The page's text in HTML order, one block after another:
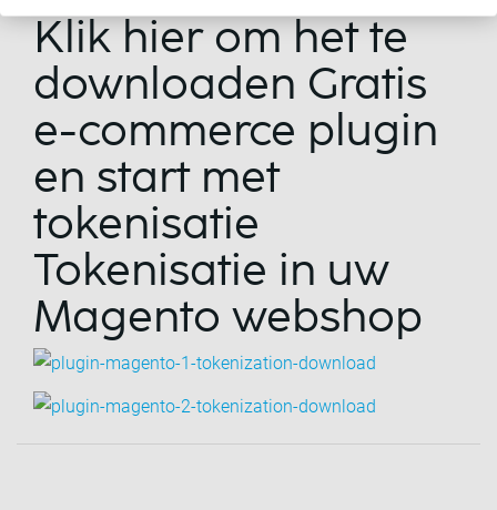
Klik hier om het te
downloaden Gratis
e-commerce plugin
en start met
tokenisatie
Tokenisatie in uw
Magento webshop